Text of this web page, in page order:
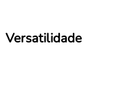
Versatilidade